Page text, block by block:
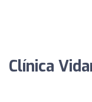
Clínica